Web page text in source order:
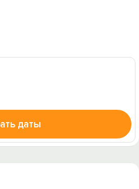
даты